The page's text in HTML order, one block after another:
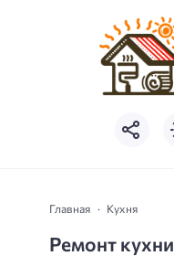
Главная Кухня
Ремонт кухни